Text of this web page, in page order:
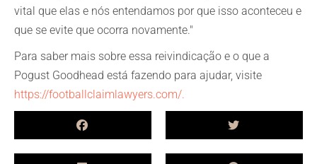
vital que elas e nós entendamos por que isso aconteceu e
que se evite que ocorra novamente."
Para saber mais sobre essa reivindicação e o que a
Pogust Goodhead está fazendo para ajudar, visite
https://footballclaimlawyers.com/.